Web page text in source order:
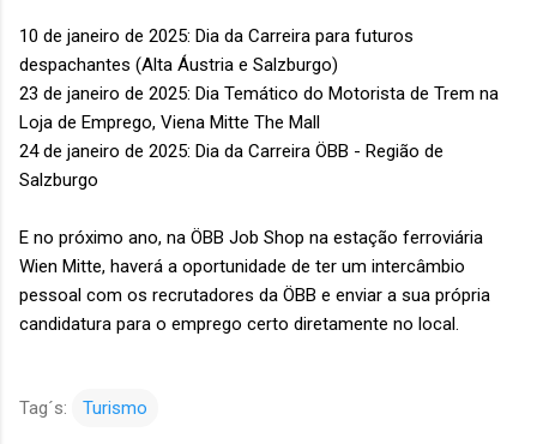
10 de janeiro de 2025: Dia da Carreira para futuros
despachantes (Alta Áustria e Salzburgo)
23 de janeiro de 2025: Dia Temático do Motorista de Trem na
Loja de Emprego, Viena Mitte The Mall
24 de janeiro de 2025: Dia da Carreira ÖBB - Região de
Salzburgo
E no próximo ano, na ÖBB Job Shop na estação ferroviária
Wien Mitte, haverá a oportunidade de ter um intercâmbio
pessoal com os recrutadores da ÖBB e enviar a sua própria
candidatura para o emprego certo diretamente no local.
Tag´s: Turismo